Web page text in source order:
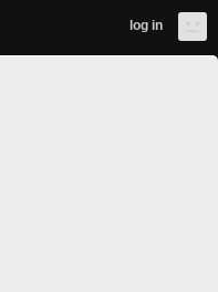
log in